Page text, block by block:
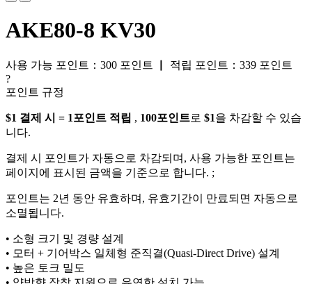
AKE80-8 KV30
사용 가능 포인트： 300 포인트 적립 포인트： 339 포인트
?
포인트 규정
$1 결제 시 = 1포인트 적립 , 100포인트로 $1을 차감할 수 있습
니다.
결제 시 포인트가 자동으로 차감되며, 사용 가능한 포인트는
페이지에 표시된 금액을 기준으로 합니다. ;
포인트는 2년 동안 유효하며, 유효기간이 만료되면 자동으로
소멸됩니다.
• 소형 크기 및 경량 설계
• 모터 + 기어박스 일체형 준직결(Quasi-Direct Drive) 설계
• 높은 토크 밀도